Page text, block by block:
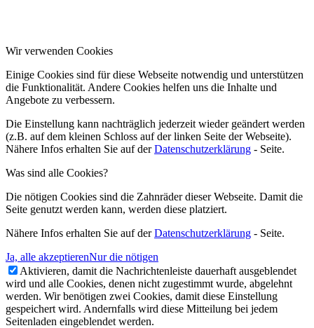
Wir verwenden Cookies
Einige Cookies sind für diese Webseite notwendig und unterstützen
die Funktionalität. Andere Cookies helfen uns die Inhalte und
Angebote zu verbessern.
Die Einstellung kann nachträglich jederzeit wieder geändert werden
(z.B. auf dem kleinen Schloss auf der linken Seite der Webseite).
Nähere Infos erhalten Sie auf derDatenschutzerklärung - Seite.
Was sind alle Cookies?
Die nötigen Cookies sind die Zahnräder dieser Webseite. Damit die
Seite genutzt werden kann, werden diese platziert.
Nähere Infos erhalten Sie auf derDatenschutzerklärung - Seite.
Ja, alle akzeptierenNur die nötigen
Aktivieren, damit die Nachrichtenleiste dauerhaft ausgeblendet
wird und alle Cookies, denen nicht zugestimmt wurde, abgelehnt
werden. Wir benötigen zwei Cookies, damit diese Einstellung
gespeichert wird. Andernfalls wird diese Mitteilung bei jedem
Seitenladen eingeblendet werden.